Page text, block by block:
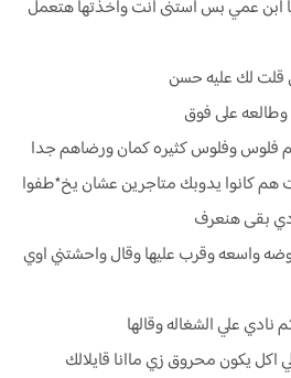
ابن عمي بس استنى انت واخذتها هتعمل
قلت لك عليه حسن
على فوق
فلوس وفلوس كثيره كمان ورضاهم جدا
هم كانوا يدوبك متاجرين عشان يخ*طفوا
بقى هنعرف
واسعه وقرب عليها وقال واحشتني اوي
نادي علي الشغاله وقالها
اكل يكون محروق زي ماانا قايلالك